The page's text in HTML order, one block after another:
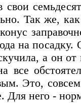
семьдесят
Так же,
на
а он
все
Это,
Для него -